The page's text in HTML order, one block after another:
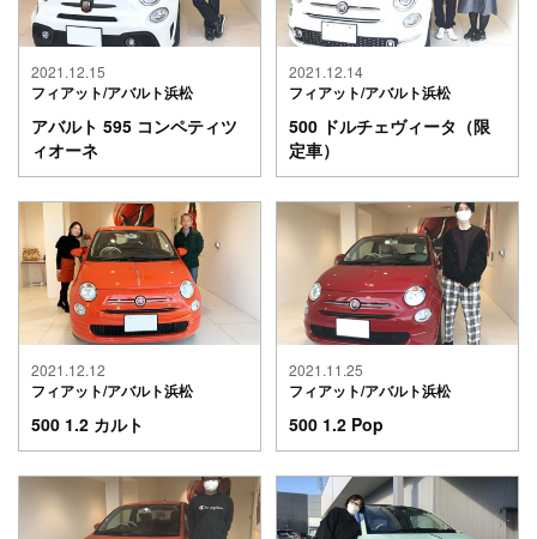
2021.12.15
フィアット/アバルト浜松
アバルト 595 コンペティツ
ィオーネ
2021.12.14
フィアット/アバルト浜松
500 ドルチェヴィータ（限
定車）
2021.12.12
フィアット/アバルト浜松
500 1.2 カルト
2021.11.25
フィアット/アバルト浜松
500 1.2 Pop